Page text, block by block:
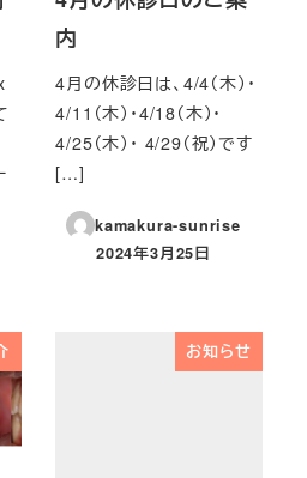
内
4月の休診日は、4/4（木）・
4/11（木）・4/18（木）・
4/25（木）・ 4/29（祝）です
[…]
kamakura-sunrise
投稿日
2024年3月25日
お知らせ